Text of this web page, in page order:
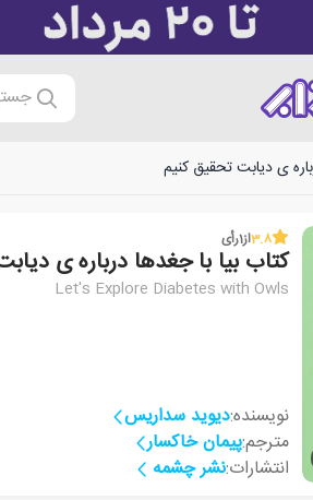
ی دیابت تحقیق کنیم
3.8از1رأی
کتاب بیا با جغدها درباره ی
Let's Explore Diabetes with Owls
نویسنده:دیوید سداریس
مترجم:پیمان خاکسار
انتشارات:نشر چشمه